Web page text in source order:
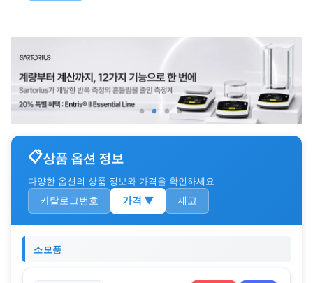
상품 옵션 정보
다양한 옵션의 상품 정보와 가격을 확인하세요
카탈로그번호 가격 ▼ 재고
소모품